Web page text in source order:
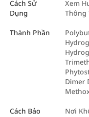
Cách Sử
Dụng
Xem
Thông
Thành Phần
Dimer
Cách Bảo
Nơi